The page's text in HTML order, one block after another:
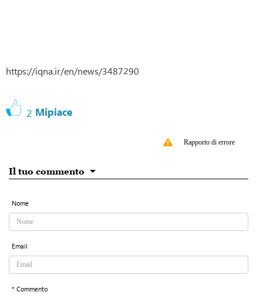
https://iqna.ir/en/news/3487290
2 Mipiace
Rapporto di errore
Il tuo commento
Nome
Email
* Commento